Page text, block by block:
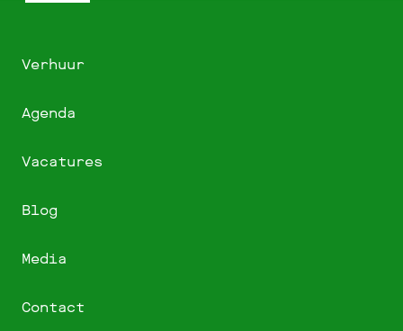
Verhuur
Agenda
Vacatures
Blog
Media
Contact